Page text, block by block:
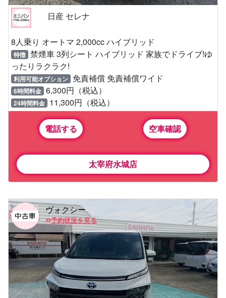
日産 セレナ
8人乗り オートマ 2,000cc ハイブリッド
特徴 禁煙車 3列シート ハイブリッド 家族でドライブ!ゆ
ったりラクラク!
利用可能オプション 免責補償 免責補償ワイド
6時間料金 6,300円（税込）
24時間料金 11,300円（税込）
電話する 空車確認
太宰府水城店
ヴォクシー
予約状況を見る